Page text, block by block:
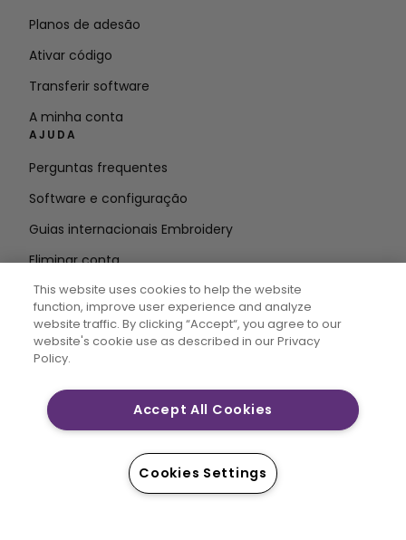
Planos de adesão
Ativar código
Transferir software
A minha conta
AJUDA
Perguntas frequentes
Software e configuração
Guias internacionais Embroidery
Eliminar conta
Introduzir o
endereço de correio eletrónico
CREATIVATE MYSEWNET são marcas registadas
Singer Sourcing Limited LLC ou as suas afiliadas. Todos
os direitos reservados.
This website uses cookies to help the website
function, improve user experience and analyze
website traffic. By clicking “Accept“, you agree to our
website's cookie use as described in our Privacy
Policy.
Accept All Cookies
Cookies Settings